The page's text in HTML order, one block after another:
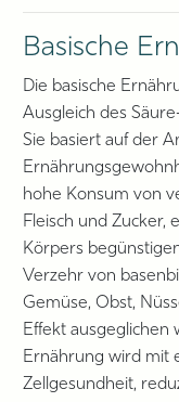
Basische
Die basische
Ausgleich des
Sie basiert auf der
hohe Konsum von
Fleisch und Zucker,
Körpers
Verzehr von
Gemüse, Obst,
Effekt ausgeglichen
Ernährung wird mit
Zellgesundheit,